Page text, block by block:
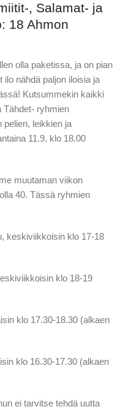
, Salamat- ja
18 Ahmon
olla paketissa, ja on pian
nähdä paljon iloisia ja
Kutsummekin kaikki
Tähdet- ryhmien
pelien, leikkien ja
11.9. klo 18.00
muutaman viikon
40. Tässä ryhmien
keskiviikkoisin klo 17-18
klo 18-19
klo 17.30-18.30 (alkaen
klo 16.30-17.30 (alkaen
ei tarvitse tehdä uutta